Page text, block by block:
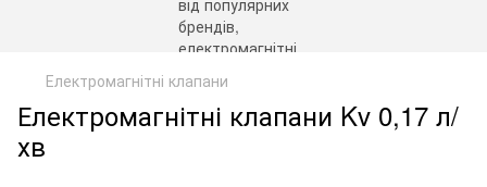
Електромагнітні клапани
Електромагнітні клапани Kv 0,17 л/
хв